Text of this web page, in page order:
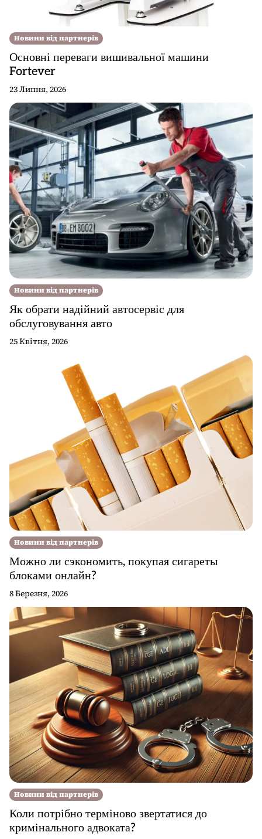
Новини від партнерів
Основні переваги вишивальної машини
Fortever
23 Липня, 2026
Новини від партнерів
Як обрати надійний автосервіс для
обслуговування авто
25 Квітня, 2026
Новини від партнерів
Можно ли сэкономить, покупая сигареты
блоками онлайн?
8 Березня, 2026
Новини від партнерів
Коли потрібно терміново звертатися до
кримінального адвоката?